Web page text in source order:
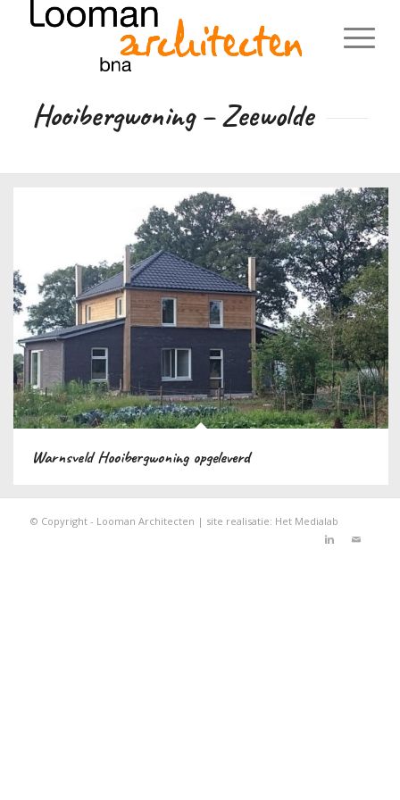
Hooibergwoning – Zeewolde
Warnsveld Hooibergwoning opgeleverd
© Copyright - Looman Architecten | site realisatie: Het Medialab